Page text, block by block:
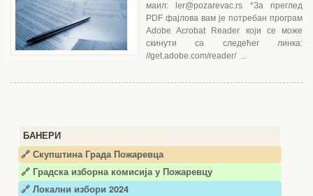
БАНЕРИ
🔗 Скупштина Града Пожаревца
🔗 Градска изборна комисија у Пожаревцу
🔗 Локални избори 2024
маил: ler@pozarevac.rs *За преглед
PDF фајлова вам је потребан програм
Adobe Acrobat Reader који се може
скинути са следећег линка:
//get.adobe.com/reader/ ...